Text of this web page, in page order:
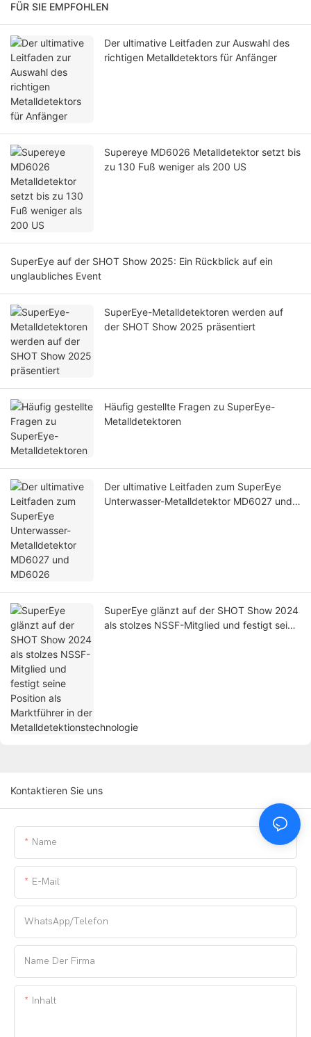
FÜR SIE EMPFOHLEN
Der ultimative Leitfaden zur Auswahl des
richtigen Metalldetektors für Anfänger
Supereye MD6026 Metalldetektor setzt bis
zu 130 Fuß weniger als 200 US
SuperEye auf der SHOT Show 2025: Ein Rückblick auf ein
unglaubliches Event
SuperEye-Metalldetektoren werden auf
der SHOT Show 2025 präsentiert
Häufig gestellte Fragen zu SuperEye-
Metalldetektoren
Der ultimative Leitfaden zum SuperEye
Unterwasser-Metalldetektor MD6027 und
SuperEye glänzt auf der SHOT Show 2024
als stolzes NSSF-Mitglied und festigt seine
Kontaktieren Sie uns
Name
E-Mail
WhatsApp/Telefon
Name Der Firma
Inhalt